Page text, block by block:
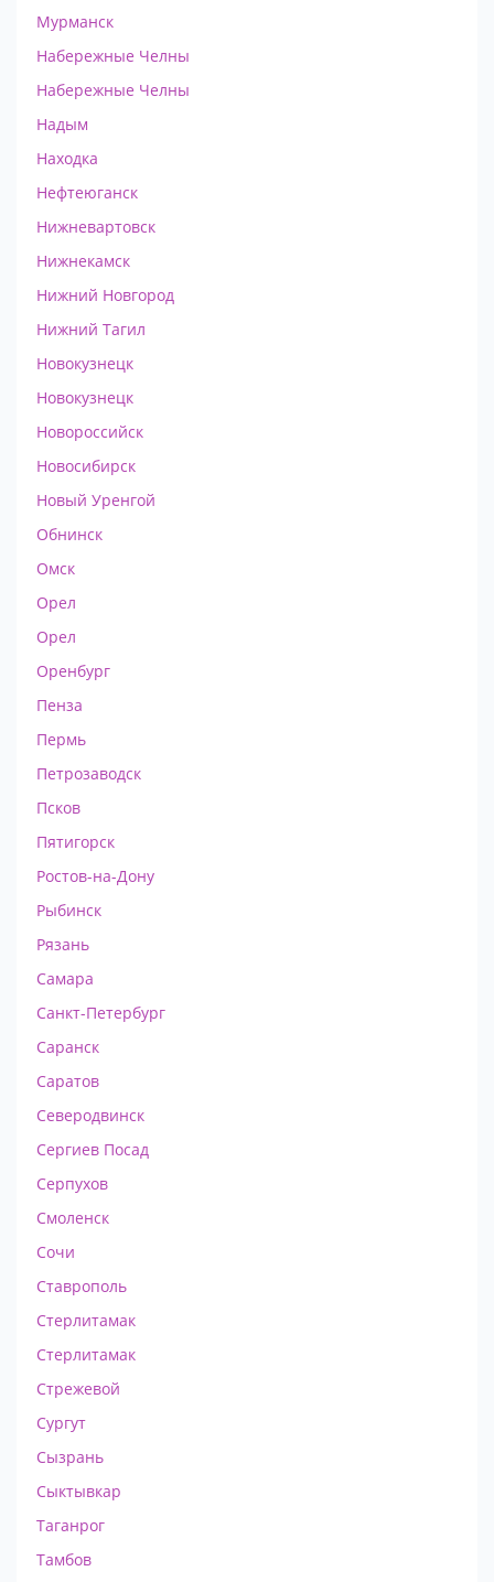
Мурманск
Набережные Челны
Набережные Челны
Надым
Находка
Нефтеюганск
Нижневартовск
Нижнекамск
Нижний Новгород
Нижний Тагил
Новокузнецк
Новокузнецк
Новороссийск
Новосибирск
Новый Уренгой
Обнинск
Омск
Орел
Орел
Оренбург
Пенза
Пермь
Петрозаводск
Псков
Пятигорск
Ростов-на-Дону
Рыбинск
Рязань
Самара
Санкт-Петербург
Саранск
Саратов
Северодвинск
Сергиев Посад
Серпухов
Смоленск
Сочи
Ставрополь
Стерлитамак
Стерлитамак
Стрежевой
Сургут
Сызрань
Сыктывкар
Таганрог
Тамбов